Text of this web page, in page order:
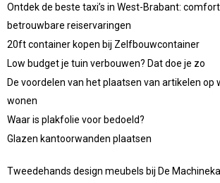
Ontdek de beste taxi’s in West-Brabant:
betrouwbare reiservaringen
20ft container kopen bij Zelfbouwcontainer
Low budget je tuin verbouwen? Dat doe je zo
De voordelen van het plaatsen van artikelen op
wonen
Waar is plakfolie voor bedoeld?
Glazen kantoorwanden plaatsen
Tweedehands design meubels bij De